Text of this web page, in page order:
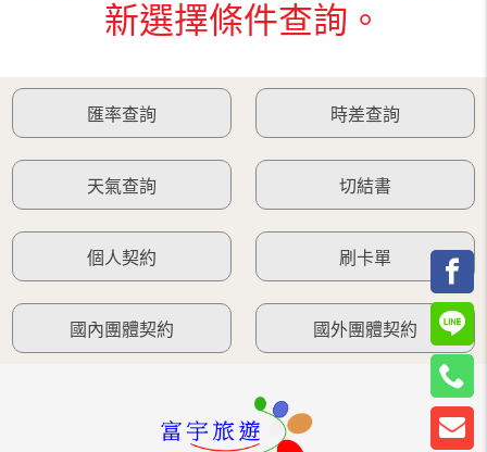
新選擇條件查詢。
匯率查詢 時差查詢
天氣查詢 切結書
個人契約 刷卡單
國內團體契約 國外團體契約